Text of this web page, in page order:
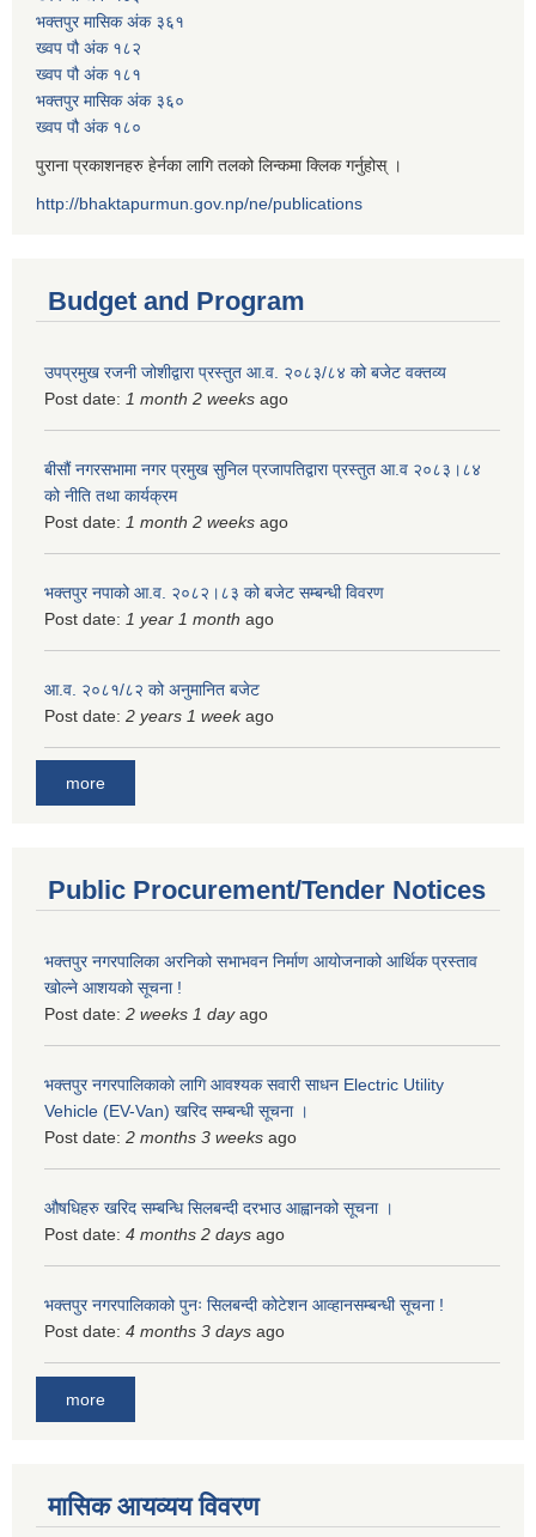
भक्तपुर मासिक अंक ३६१
ख्वप पौ अंक १८२
ख्वप पौ अंक १८१
भक्तपुर मासिक अंक ३६०
ख्वप पौ अंक १८०
पुराना प्रकाशनहरु हेर्नका लागि तलको लिन्कमा क्लिक गर्नुहोस् ।
http://bhaktapurmun.gov.np/ne/publications
Budget and Program
उपप्रमुख रजनी जोशीद्वारा प्रस्तुत आ.व. २०८३/८४ को बजेट वक्तव्य
Post date: 1 month 2 weeks ago
बीसौं नगरसभामा नगर प्रमुख सुनिल प्रजापतिद्वारा प्रस्तुत आ.व‍ २०८३।८४
को नीति तथा कार्यक्रम
Post date: 1 month 2 weeks ago
भक्तपुर नपाको आ.व. २०८२।८३ को बजेट सम्बन्धी विवरण
Post date: 1 year 1 month ago
आ.व. २०८१/८२ को अनुमानित बजेट
Post date: 2 years 1 weekago
more
Public Procurement/Tender Notices
भक्तपुर नगरपालिका अरनिको सभाभवन निर्माण आयोजनाको आर्थिक प्रस्ताव
खोल्ने आशयको सूचना !
Post date: 2 weeks 1 dayago
भक्तपुर नगरपालिकाकाे लागि आवश्यक सवारी साधन Electric Utility
Vehicle (EV-Van) खरिद सम्बन्धी सूचना ।
Post date: 2 months 3 weeks ago
औषधिहरु खरिद सम्बन्धि सिलबन्दी दरभाउ आह्वानको सूचना ।
Post date: 4 months 2 days ago
भक्तपुर नगरपालिकाको पुनः सिलबन्दी कोटेशन आव्हानसम्बन्धी सूचना !
Post date: 4 months 3 days ago
more
मासिक आयव्यय विवरण